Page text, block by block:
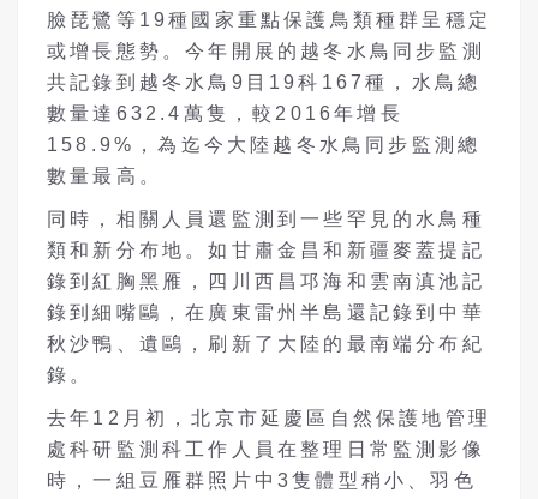
臉琵鷺等19種國家重點保護鳥類種群呈穩定
或增長態勢。今年開展的越冬水鳥同步監測
共記錄到越冬水鳥9目19科167種，水鳥總
數量達632.4萬隻，較2016年增長
158.9%，為迄今大陸越冬水鳥同步監測總
數量最高。
同時，相關人員還監測到一些罕見的水鳥種
類和新分布地。如甘肅金昌和新疆麥蓋提記
錄到紅胸黑雁，四川西昌邛海和雲南滇池記
錄到細嘴鷗，在廣東雷州半島還記錄到中華
秋沙鴨、遺鷗，刷新了大陸的最南端分布紀
錄。
去年12月初，北京市延慶區自然保護地管理
處科研監測科工作人員在整理日常監測影像
時，一組豆雁群照片中3隻體型稍小、羽色